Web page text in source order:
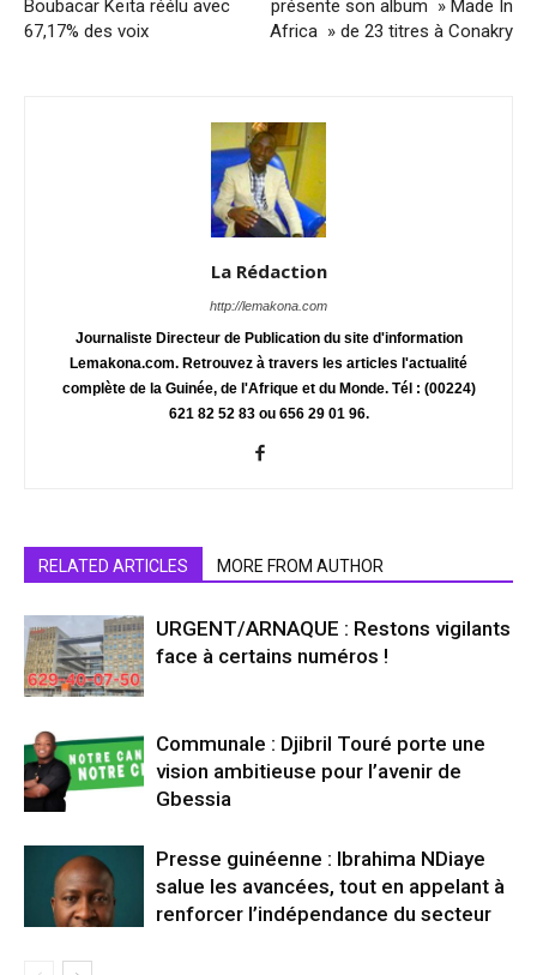
Boubacar Keïta réélu avec
67,17% des voix
présente son album » Made In
Africa » de 23 titres à Conakry
La Rédaction
http://lemakona.com
Journaliste Directeur de Publication du site d'information
Lemakona.com. Retrouvez à travers les articles l'actualité
complète de la Guinée, de l'Afrique et du Monde. Tél : (00224)
621 82 52 83 ou 656 29 01 96.
RELATED ARTICLES MORE FROM AUTHOR
URGENT/ARNAQUE : Restons vigilants
face à certains numéros !
Communale : Djibril Touré porte une
vision ambitieuse pour l’avenir de
Gbessia
Presse guinéenne : Ibrahima NDiaye
salue les avancées, tout en appelant à
renforcer l’indépendance du secteur